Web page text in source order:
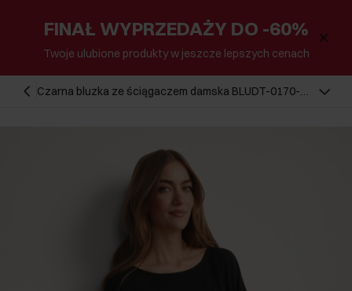
FINAŁ WYPRZEDAŻY DO -60%
Twoje ulubione produkty w jeszcze lepszych cenach
Czarna bluzka ze ściągaczem damska BLUDT-0170-